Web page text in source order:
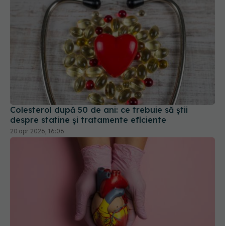
Colesterol după 50 de ani: ce trebuie să știi
despre statine și tratamente eficiente
20 apr 2026, 16:06